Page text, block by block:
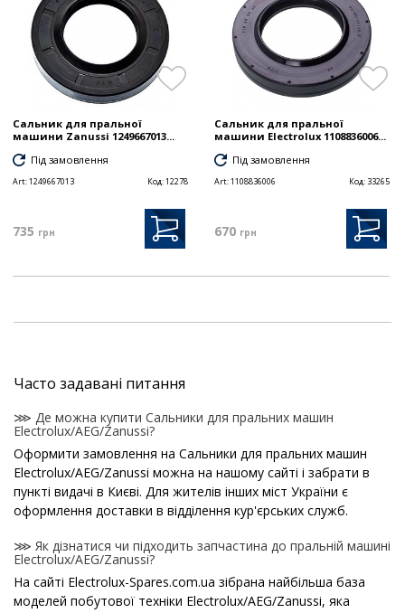
Сальник для пральної
машини Zanussi 1249667013...
Під замовлення
Art:1249667013 Код:12278
735 грн
Сальник для пральної
машини Electrolux 1108836006...
Під замовлення
Art:1108836006 Код: 33265
670 грн
Часто задавані питання
⋙ Де можна купити Сальники для пральних машин
Electrolux/AEG/Zanussi?
Оформити замовлення на Сальники для пральних машин
Electrolux/AEG/Zanussi можна на нашому сайті і забрати в
пункті видачі в Києві. Для жителів інших міст України є
оформлення доставки в відділення кур'єрських служб.
⋙ Як дізнатися чи підходить запчастина до пральній машині
Electrolux/AEG/Zanussi?
На сайті Electrolux-Spares.com.ua зібрана найбільша база
моделей побутової техніки Electrolux/AEG/Zanussi, яка